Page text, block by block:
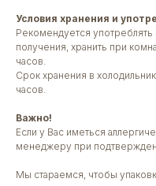
Условия хранения и
Рекомендуется
получения, хранить при
часов.
Срок хранения в
часов.
Важно!
Если у Вас иметься
менеджеру при
Мы стараемся, чтобы